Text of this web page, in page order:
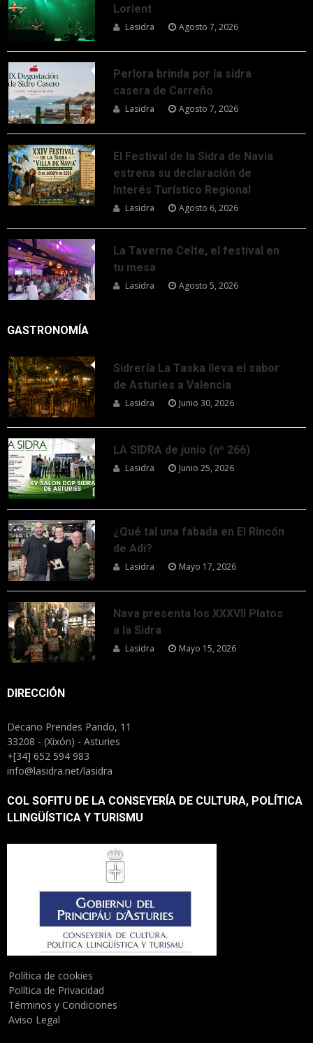
Lorient
Lasidra Agosto 7, 2026
Perlora brinda por la sidra
casera de Carreño
Lasidra Agosto 7, 2026
El Festival de la Sidra de Navia
estrena su declaración de
Interés Turístico Regional
Lasidra Agosto 6, 2026
La Taverne Celte, el festival en
tu mesa
Lasidra Agosto 5, 2026
GASTRONOMÍA
Sidrería La Taska lleva el sabor
de Asturies a Valencia
Lasidra Junio 30, 2026
LA SIDRA de junio (nº 266)
Lasidra Junio 25, 2026
¿Qué tal una fabada en El Rincón
de Adi?
Lasidra Mayo 17, 2026
Nava presenta los XXXVII Platos
a la Sidra
Lasidra Mayo 15, 2026
DIRECCIÓN
Decano Prendes Pando, 11
33208 - (Xixón) - Asturies
+[34] 652 594 983
info@lasidra.net/lasidra
COL SOFITU DE LA CONSEYERÍA DE CULTURA, POLÍTICA
LLINGÜÍSTICA Y TURISMU
Política de cookies
Política de Privacidad
Términos y Condiciones
Aviso Legal